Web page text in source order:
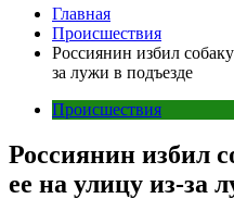
Главная
Происшествия
Россиянин избил
за лужи в подъезде
Происшествия
Россиянин избил
ее на улицу из-за